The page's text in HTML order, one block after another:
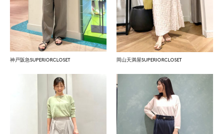
神戸阪急SUPERIORCLOSET 岡山天満屋SUPERIORCLOSET